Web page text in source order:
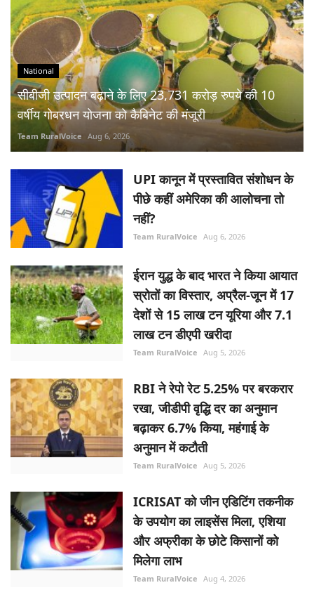
National
सीबीजी उत्पादन बढ़ाने के लिए 23,731 करोड़ रुपये की 10
वर्षीय गोबरधन योजना को कैबिनेट की मंजूरी
Team RuralVoice Aug 6, 2026
UPI कानून में प्रस्तावित संशोधन के
पीछे कहीं अमेरिका की आलोचना तो
नहीं?
Team RuralVoice Aug 6, 2026
ईरान युद्ध के बाद भारत ने किया आयात
स्रोतों का विस्तार, अप्रैल-जून में 17
देशों से 15 लाख टन यूरिया और 7.1
लाख टन डीएपी खरीदा
Team RuralVoice Aug 5, 2026
RBI ने रेपो रेट 5.25% पर बरकरार
रखा, जीडीपी वृद्धि दर का अनुमान
बढ़ाकर 6.7% किया, महंगाई के
अनुमान में कटौती
Team RuralVoice Aug 5, 2026
ICRISAT को जीन एडिटिंग तकनीक
के उपयोग का लाइसेंस मिला, एशिया
और अफ्रीका के छोटे किसानों को
मिलेगा लाभ
Team RuralVoice Aug 4, 2026